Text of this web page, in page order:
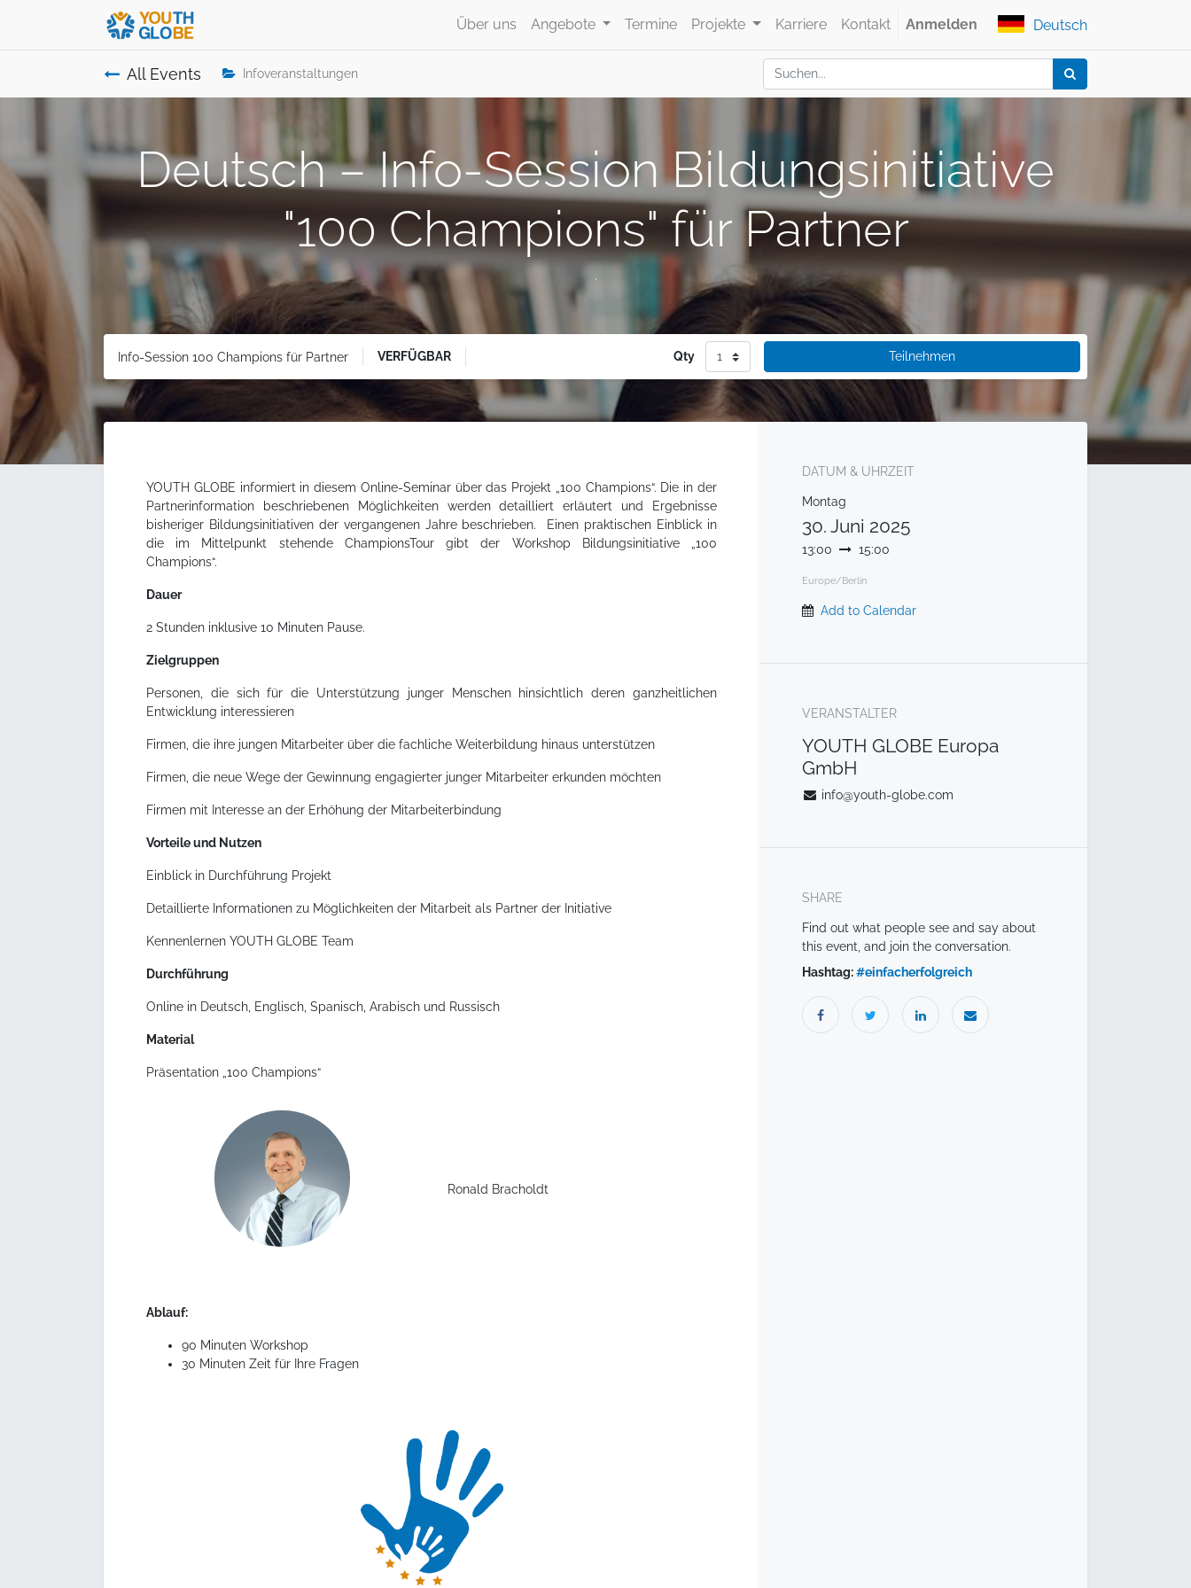
Über uns Angebote Termine Projekte Karriere Kontakt Anmelden Deutsch
All Events Infoveranstaltungen
Deutsch – Info-Session Bildungsinitiative
"100 Champions" für Partner
.
Info-Session 100 Champions für Partner VERFÜGBAR Qty Teilnehmen
YOUTH GLOBE informiert in diesem Online-Seminar über das Projekt „100 Champions“. Die in der
Partnerinformation beschriebenen Möglichkeiten werden detailliert erläutert und Ergebnisse
bisheriger Bildungsinitiativen der vergangenen Jahre beschrieben. Einen praktischen Einblick in
die im Mittelpunkt stehende ChampionsTour gibt der Workshop Bildungsinitiative „100
Champions“.
Dauer
2 Stunden inklusive 10 Minuten Pause.
Zielgruppen
Personen, die sich für die Unterstützung junger Menschen hinsichtlich deren ganzheitlichen
Entwicklung interessieren
Firmen, die ihre jungen Mitarbeiter über die fachliche Weiterbildung hinaus unterstützen
Firmen, die neue Wege der Gewinnung engagierter junger Mitarbeiter erkunden möchten
Firmen mit Interesse an der Erhöhung der Mitarbeiterbindung
Vorteile und Nutzen
Einblick in Durchführung Projekt
Detaillierte Informationen zu Möglichkeiten der Mitarbeit als Partner der Initiative
Kennenlernen YOUTH GLOBE Team
Durchführung
Online in Deutsch, Englisch, Spanisch, Arabisch und Russisch
Material
Präsentation „100 Champions“
Ronald Bracholdt
Ablauf:
90 Minuten Workshop
30 Minuten Zeit für Ihre Fragen
DATUM & UHRZEIT
Montag
30. Juni 2025
13:00 15:00
Europe/Berlin
Add to Calendar
VERANSTALTER
YOUTH GLOBE Europa
GmbH
info@youth-globe.com
SHARE
Find out what people see and say about
this event, and join the conversation.
Hashtag:#einfacherfolgreich